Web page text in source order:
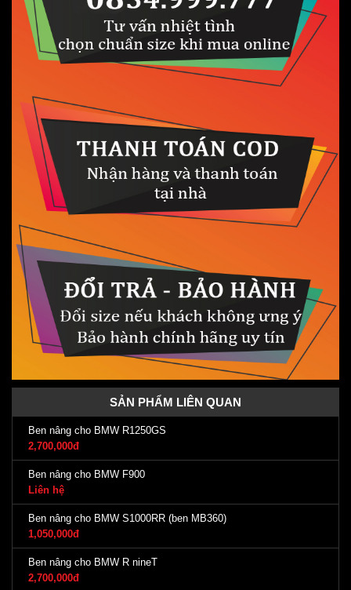
SẢN PHẨM LIÊN QUAN
Ben nâng cho BMW R1250GS
2,700,000đ
Ben nâng cho BMW F900
Liên hệ
Ben nâng cho BMW S1000RR (ben MB360)
1,050,000đ
Ben nâng cho BMW R nineT
2,700,000đ